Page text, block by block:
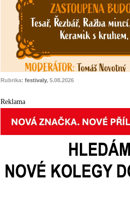
Rubrika: festivaly, 5.08.2026
Reklama